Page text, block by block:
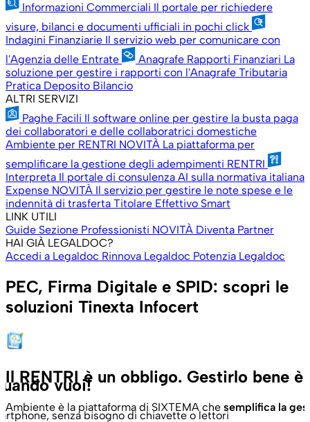
Informazioni Commerciali Il portale per richiedere
visure, bilanci e documenti ufficiali in pochi click
Indagini Finanziarie Il servizio web per comunicare con
l'Agenzia delle Entrate
Anagrafe Rapporti Finanziari La
soluzione per gestire i rapporti con l'Anagrafe Tributaria
Pratica Deposito Bilancio
ALTRI SERVIZI
Paghe Facili Il software online per gestire la busta paga
dei collaboratori e delle collaboratrici domestiche
Ambiente per RENTRI NOVITÀ La piattaforma per
semplificare la gestione degli adempimenti RENTRI
Interpreta Il portale di consulenza AI sulla normativa italiana
Expense NOVITÀ Il servizio per gestire le note spese e le
indennità di trasferta Titolare Effettivo Smart
LINK UTILI
Guide Sezione Professionisti NOVITÀ Diventa Partner
HAI GIÀ LEGALDOC?
Accedi a Legaldoc Rinnova Legaldoc Potenzia Legaldoc
PEC, Firma Digitale e SPID: scopri le
soluzioni Tinexta Infocert
vuoi!
senza bisogno di chiavette o lettori
Il RENTRI è un obbligo. Gestirlo bene è
Ambiente è la piattaforma di SIXTEMA che semplifica la